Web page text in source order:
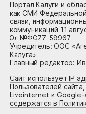
Портал Калуги и
как СМИ
связи,
коммуникаций 11
Эл №ФС77-58967
Учредитель: ООО
Калуга»
Главный редактор:
Сайт использует IP
Пользователей
Liveinternet и Google-
содержатся в